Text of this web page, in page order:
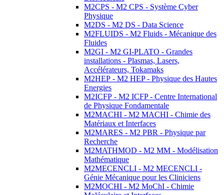
M2CPS - M2 CPS - Système Cyber
Physique
M2DS - M2 DS - Data Science
M2FLUIDS - M2 Fluids - Mécanique des
Fluides
M2GI - M2 GI-PLATO - Grandes
installations - Plasmas, Lasers,
Accélérateurs, Tokamaks
M2HEP - M2 HEP - Physique des Hautes
Energies
M2ICFP - M2 ICFP - Centre International
de Physique Fondamentale
M2MACHI - M2 MACHI - Chimie des
Matériaux et Interfaces
M2MARES - M2 PBR - Physique par
Recherche
M2MATHMOD - M2 MM - Modélisation
Mathématique
M2MECENCLI - M2 MECENCLI -
Génie Mécanique pour les Cliniciens
M2MOCHI - M2 MoChI - Chimie